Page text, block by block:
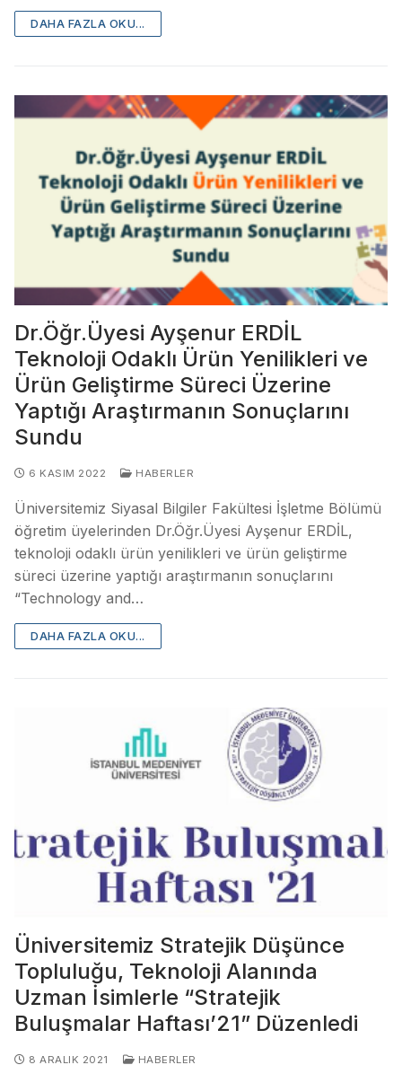
DAHA FAZLA OKU...
Dr.Öğr.Üyesi Ayşenur ERDİL
Teknoloji Odaklı Ürün Yenilikleri ve
Ürün Geliştirme Süreci Üzerine
Yaptığı Araştırmanın Sonuçlarını
Sundu
6 KASIM 2022 HABERLER
Üniversitemiz Siyasal Bilgiler Fakültesi İşletme Bölümü
öğretim üyelerinden Dr.Öğr.Üyesi Ayşenur ERDİL,
teknoloji odaklı ürün yenilikleri ve ürün geliştirme
süreci üzerine yaptığı araştırmanın sonuçlarını
“Technology and…
DAHA FAZLA OKU...
Üniversitemiz Stratejik Düşünce
Topluluğu, Teknoloji Alanında
Uzman İsimlerle “Stratejik
Buluşmalar Haftası’21” Düzenledi
8 ARALIK 2021 HABERLER